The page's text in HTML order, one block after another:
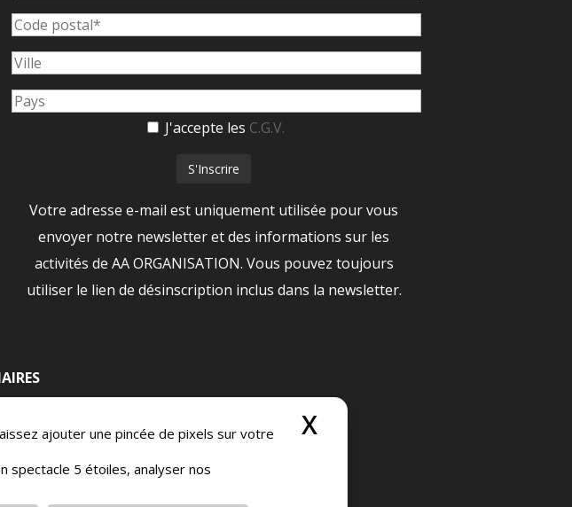
ajouter une pincée de pixels sur votre
spectacle 5 étoiles, analyser nos
X
J'accepte les C.G.V.
Votre adresse e-mail est uniquement utilisée pour vous
envoyer notre newsletter et des informations sur les
activités de AA ORGANISATION. Vous pouvez toujours
utiliser le lien de désinscription inclus dans la newsletter.